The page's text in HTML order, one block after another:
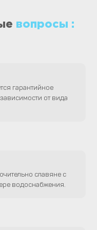
вопросы :
гарантийное
от вида
славяне с
водоснабжения.